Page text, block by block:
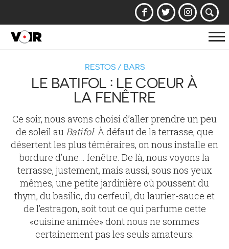
RESTOS / BARS
LE BATIFOL : LE COEUR À
LA FENÊTRE
Ce soir, nous avons choisi d’aller prendre un peu
de soleil auBatifol. À défaut de la terrasse, que
désertent les plus téméraires, on nous installe en
bordure d’une… fenêtre. De là, nous voyons la
terrasse, justement, mais aussi, sous nos yeux
mêmes, une petite jardinière où poussent du
thym, du basilic, du cerfeuil, du laurier-sauce et
de l’estragon, soit tout ce qui parfume cette
«cuisine animée» dont nous ne sommes
certainement pas les seuls amateurs.